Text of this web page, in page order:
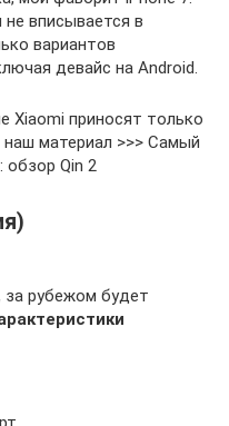
вписывается в
вариантов
девайс на Android.
Xiaomi приносят только
материал >>> Самый
обзор Qin 2
за рубежом будет